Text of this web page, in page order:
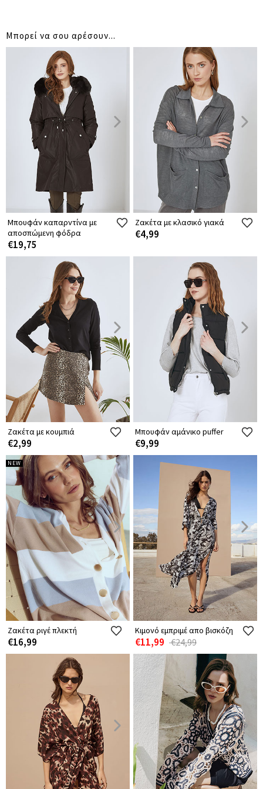
Μπορεί να σου αρέσουν...
Μπουφάν καπαρντίνα με
αποσπώμενη φόδρα
€19,75
Ζακέτα με κλασικό γιακά
€4,99
Ζακέτα με κουμπιά
€2,99
Μπουφάν αμάνικο puffer
€9,99
NEW
Ζακέτα ριγέ πλεκτή
€16,99
Κιμονό εμπριμέ απο βισκόζη
€11,99 €24,99